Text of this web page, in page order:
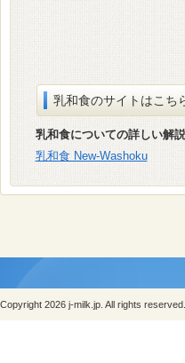
乳和食のサイトはこち
乳和食についての詳しい解
乳和食 New-Washoku
Copyright 2026 j-milk.jp. All rights reserved.